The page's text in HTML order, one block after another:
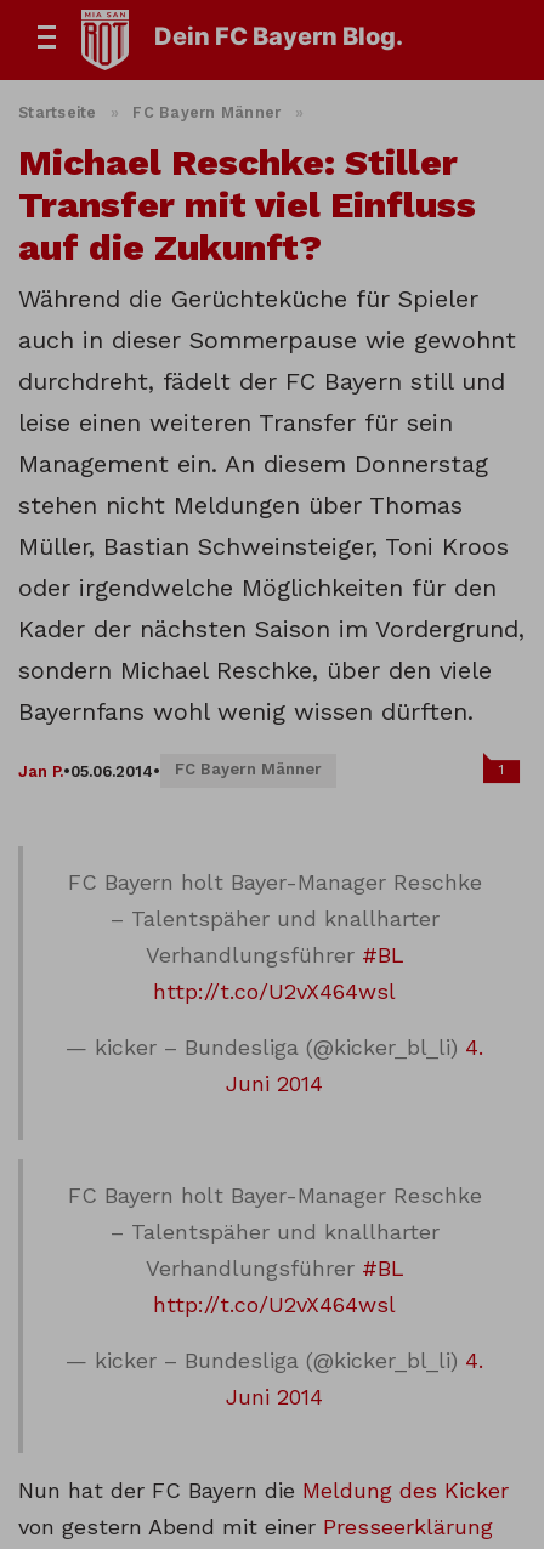
Dein FC Bayern Blog.
Startseite » FC Bayern Männer »
Michael Reschke: Stiller
Transfer mit viel Einfluss
auf die Zukunft?
Während die Gerüchteküche für Spieler
auch in dieser Sommerpause wie gewohnt
durchdreht, fädelt der FC Bayern still und
leise einen weiteren Transfer für sein
Management ein. An diesem Donnerstag
stehen nicht Meldungen über Thomas
Müller, Bastian Schweinsteiger, Toni Kroos
oder irgendwelche Möglichkeiten für den
Kader der nächsten Saison im Vordergrund,
sondern Michael Reschke, über den viele
Bayernfans wohl wenig wissen dürften.
Jan P.•05.06.2014• FC Bayern Männer 1
FC Bayern holt Bayer-Manager Reschke
– Talentspäher und knallharter
Verhandlungsführer #BL
http://t.co/U2vX464wsl
— kicker – Bundesliga (@kicker_bl_li) 4.
Juni 2014
FC Bayern holt Bayer-Manager Reschke
– Talentspäher und knallharter
Verhandlungsführer #BL
http://t.co/U2vX464wsl
— kicker – Bundesliga (@kicker_bl_li) 4.
Juni 2014
Nun hat der FC Bayern die Meldung des Kicker
von gestern Abend mit einer Presseerklärung